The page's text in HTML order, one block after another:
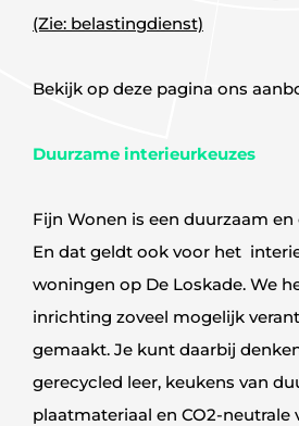
(Zie: belastingdienst)
Bekijk op deze pagina ons
Duurzame interieurkeuzes
Fijn Wonen is een duurzaam
En dat geldt ook voor het
woningen op De Loskade. We
inrichting zoveel mogelijk
gemaakt. Je kunt daarbij
gerecycled leer, keukens van
plaatmateriaal en CO2-neutrale